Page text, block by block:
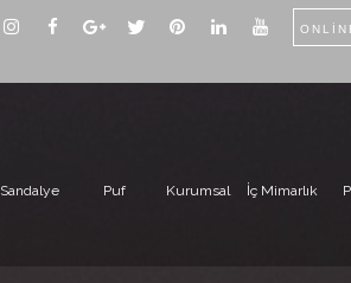
Sandalye Puf Kurumsal İç Mimarlık